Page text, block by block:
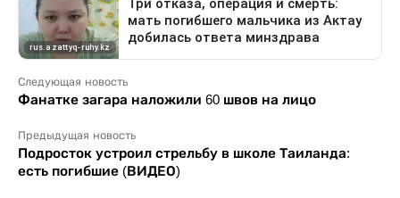
Следующая новость
Фанатке загара наложили 60 швов на лицо
Предыдущая новость
Подросток устроил стрельбу в школе Таиланда:
есть погибшие (ВИДЕО)